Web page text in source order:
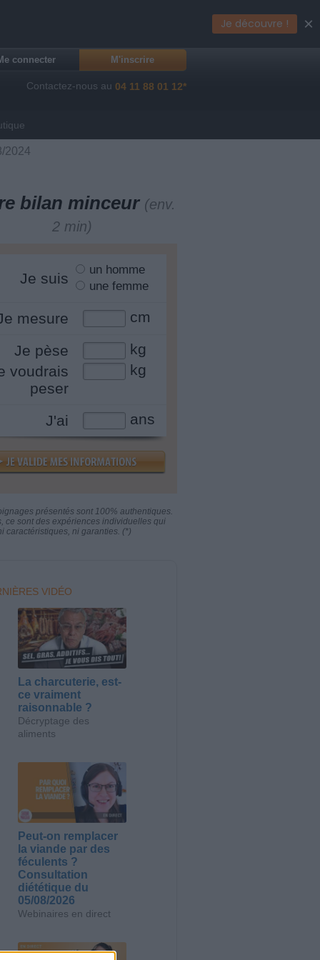
connecter M'inscrire
Contactez-nous au 04 11 88 01 12*
2024
bilan minceur (env.
2 min)
Je suis
un homme
une femme
mesure cm
Je pèse
kg
voudrais
peser
kg
J'ai ans
présentés sont 100% authentiques.
ce sont des expériences individuelles qui
caractéristiques, ni garanties. (*)
VIDÉO
La charcuterie, est-
ce vraiment
raisonnable ?
Décryptage des
aliments
Peut-on remplacer
la viande par des
féculents ?
Consultation
diététique du
05/08/2026
Webinaires en direct
Je découvre ! ×